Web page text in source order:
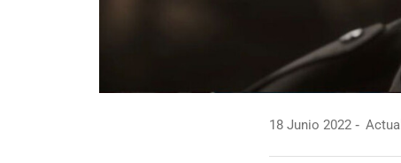
18 Junio 2022